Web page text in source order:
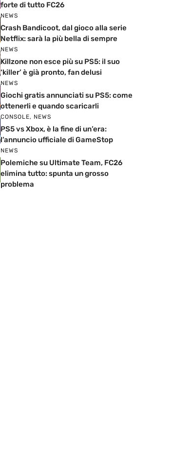
forte di tutto FC26
NEWS
Crash Bandicoot, dal gioco alla serie
Netflix: sarà la più bella di sempre
NEWS
Killzone non esce più su PS5: il suo
‘killer’ è già pronto, fan delusi
NEWS
Giochi gratis annunciati su PS5: come
ottenerli e quando scaricarli
CONSOLE, NEWS
PS5 vs Xbox, è la fine di un’era:
l’annuncio ufficiale di GameStop
NEWS
Polemiche su Ultimate Team, FC26
elimina tutto: spunta un grosso
problema